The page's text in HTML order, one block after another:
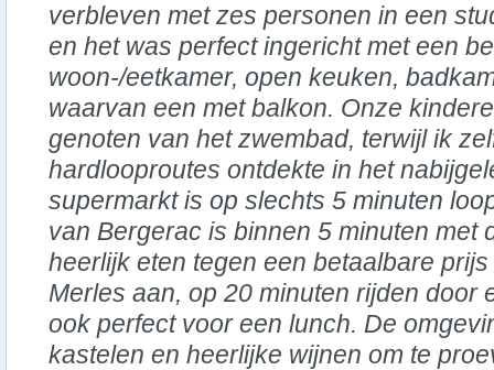
verbleven met zes personen in een
en het was perfect ingericht met een
woon-/eetkamer, open keuken,
waarvan een met balkon. Onze
genoten van het zwembad, terwijl ik
hardlooproutes ontdekte in het
supermarkt is op slechts 5 minuten
van Bergerac is binnen 5 minuten met
heerlijk eten tegen een betaalbare
Merles aan, op 20 minuten rijden door
ook perfect voor een lunch. De
kastelen en heerlijke wijnen om te